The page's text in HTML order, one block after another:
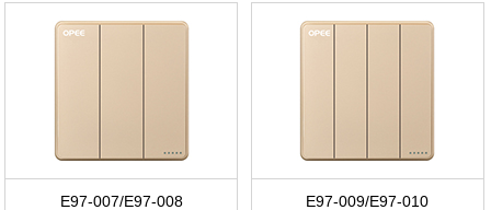
E97-007/E97-008 E97-009/E97-010